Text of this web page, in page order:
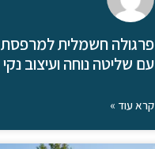
פרגולה חשמלית למרפסת
עם שליטה נוחה ועיצוב נקי
קרא עוד »